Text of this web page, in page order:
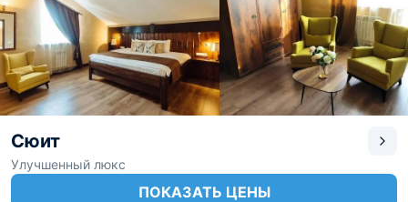
Сюит
Улучшенный люкс
ПОКАЗАТЬ ЦЕНЫ